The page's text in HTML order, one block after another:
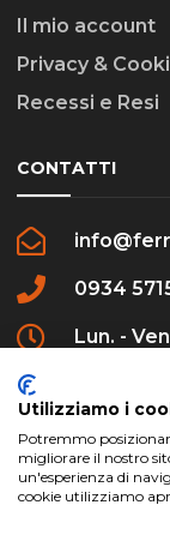
Il mio account
Privacy &
Recessi e Resi
CONTATTI
0934
Lun. -
Utilizziamo i
Potremmo
migliorare il nostro
un'esperienza di
cookie utilizziamo